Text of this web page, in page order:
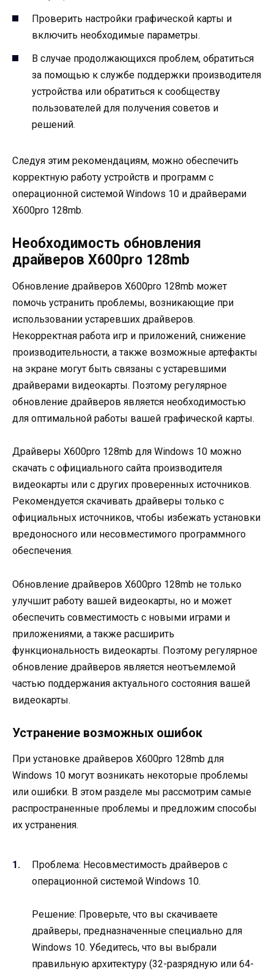
Проверить настройки графической карты и
включить необходимые параметры.
В случае продолжающихся проблем, обратиться
за помощью к службе поддержки производителя
устройства или обратиться к сообществу
пользователей для получения советов и
решений.
Следуя этим рекомендациям, можно обеспечить
корректную работу устройств и программ с
операционной системой Windows 10 и драйверами
X600pro 128mb.
Необходимость обновления
драйверов X600pro 128mb
Обновление драйверов X600pro 128mb может
помочь устранить проблемы, возникающие при
использовании устаревших драйверов.
Некорректная работа игр и приложений, снижение
производительности, а также возможные артефакты
на экране могут быть связаны с устаревшими
драйверами видеокарты. Поэтому регулярное
обновление драйверов является необходимостью
для оптимальной работы вашей графической карты.
Драйверы X600pro 128mb для Windows 10 можно
скачать с официального сайта производителя
видеокарты или с других проверенных источников.
Рекомендуется скачивать драйверы только с
официальных источников, чтобы избежать установки
вредоносного или несовместимого программного
обеспечения.
Обновление драйверов X600pro 128mb не только
улучшит работу вашей видеокарты, но и может
обеспечить совместимость с новыми играми и
приложениями, а также расширить
функциональность видеокарты. Поэтому регулярное
обновление драйверов является неотъемлемой
частью поддержания актуального состояния вашей
видеокарты.
Устранение возможных ошибок
При установке драйверов X600pro 128mb для
Windows 10 могут возникать некоторые проблемы
или ошибки. В этом разделе мы рассмотрим самые
распространенные проблемы и предложим способы
их устранения.
Проблема: Несовместимость драйверов с
операционной системой Windows 10.
Решение: Проверьте, что вы скачиваете
драйверы, предназначенные специально для
Windows 10. Убедитесь, что вы выбрали
правильную архитектуру (32-разрядную или 64-